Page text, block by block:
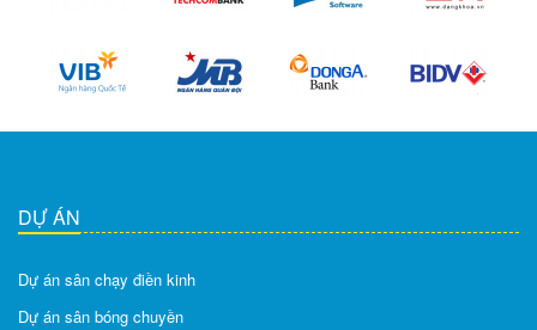
DỰ ÁN
Dự án sân chạy điền kinh
Dự án sân bóng chuyền